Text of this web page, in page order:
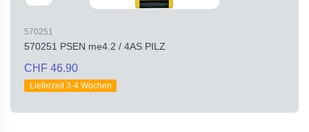
570251
570251 PSEN me4.2 / 4AS PILZ
CHF 46.90
Lieferzeit 3-4 Wochen